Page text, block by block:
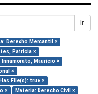
Ir
Derecho Mercantil ×
Patricia ×
Mauricio ×
×
Has File(s): true ×
×
Materia: Derecho Civil ×